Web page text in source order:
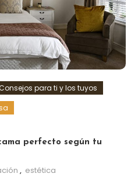
para ti y los tuyos
perfecto según tu
, estética